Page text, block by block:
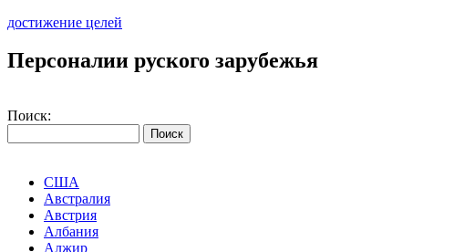
достижение целей
Персоналии руского зарубежья
Поиск:
США
Австралия
Австрия
Албания
Алжир